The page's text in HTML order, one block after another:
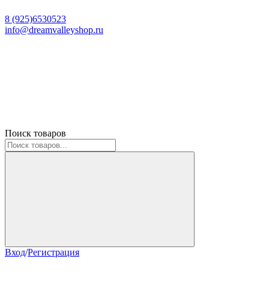
8 (925)6530523
info@dreamvalleyshop.ru
Поиск товаров
Вход/Регистрация